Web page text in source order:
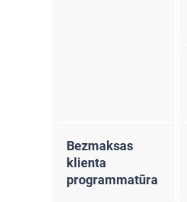
Bezmaksas
klienta
programmatūra